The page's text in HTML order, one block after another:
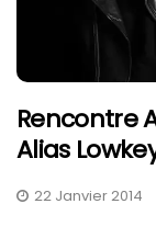
Rencontre
Alias
22 Janvier 2014